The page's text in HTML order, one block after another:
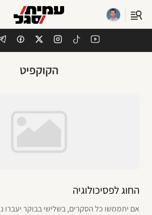
הקוקפיט
החוג לפסיכולוגיה
אם יתממשו כל הסקרים, בשלישי בבוקר יעברו